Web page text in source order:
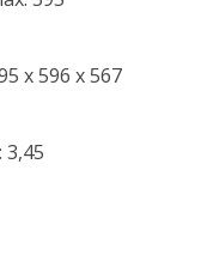
x 596 x 567